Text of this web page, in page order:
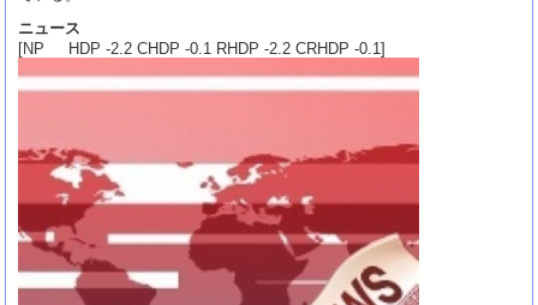
ニュース
[NP HDP -2.2 CHDP -0.1 RHDP -2.2 CRHDP -0.1]